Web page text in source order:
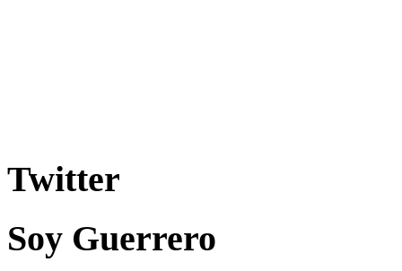
Twitter
Soy Guerrero